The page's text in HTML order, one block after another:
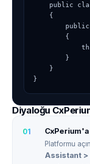
public
    {
        {
        }
    }
}
Diyaloğu
Platformu
Assistant >